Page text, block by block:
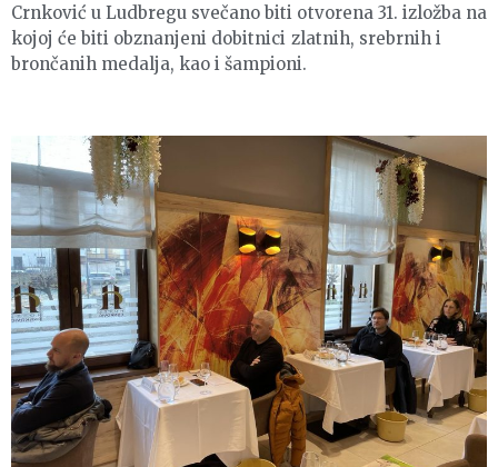
Crnković u Ludbregu svečano biti otvorena 31. izložba na
kojoj će biti obznanjeni dobitnici zlatnih, srebrnih i
brončanih medalja, kao i šampioni.